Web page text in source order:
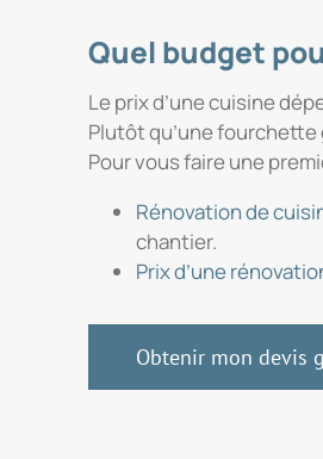
Quel budget
Le prix d’une cuisine
Plutôt qu’une
Pour vous faire une
Rénovation de
chantier.
Prix d’une
Obtenir mon devis